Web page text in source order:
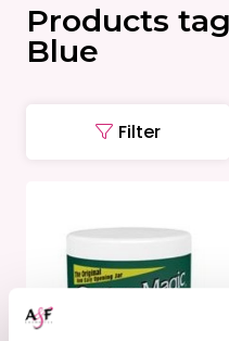
Products
Blue
Filter